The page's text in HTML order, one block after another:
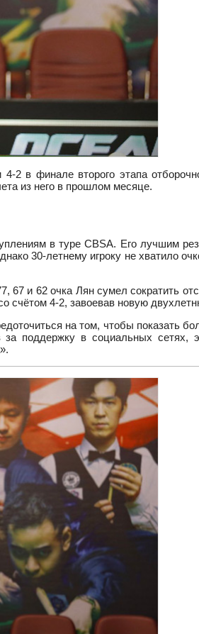
2 в финале второго этапа
из него в прошлом месяце.
в туре CBSA. Его лучшим
30-летнему игроку не хватило
и 62 очка Лян сумел сократить
счётом 4-2, завоевав новую
на том, чтобы показать
за поддержку в социальных сетях,